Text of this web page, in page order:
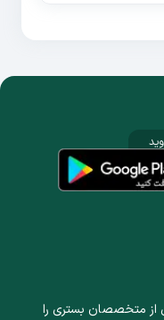
از متخصصان بستری را